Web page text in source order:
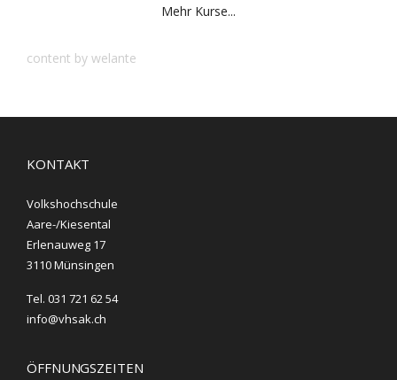
Mehr Kurse...
content by welante
KONTAKT
Volkshochschule
Aare-/Kiesental
Erlenauweg 17
3110 Münsingen
Tel. 031 721 62 54
info@vhsak.ch
ÖFFNUNGSZEITEN